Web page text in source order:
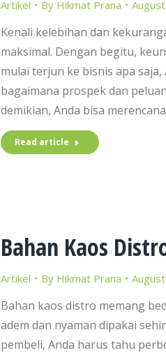
Artikel By Hikmat Prana
Kenali kelebihan dan
maksimal. Dengan begitu,
mulai terjun ke bisnis apa
bagaimana prospek dan
demikian, Anda bisa
Read article
Bahan Kaos
Artikel By Hikmat Prana
Bahan kaos distro memang
adem dan nyaman dipakai
pembeli, Anda harus tahu